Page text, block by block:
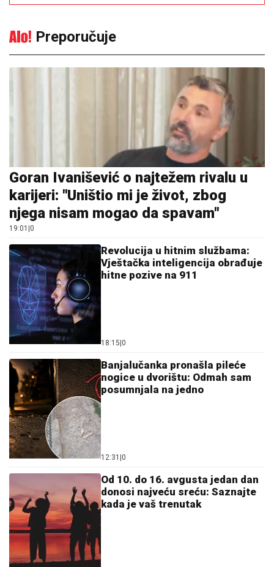
Preporučuje
Goran Ivanišević o najtežem rivalu u
karijeri: "Uništio mi je život, zbog
njega nisam mogao da spavam"
19:01 0
Revolucija u hitnim službama:
Vještačka inteligencija obrađuje
hitne pozive na 911
18:15 0
Banjalučanka pronašla pileće
nogice u dvorištu: Odmah sam
posumnjala na jedno
12:31 0
Od 10. do 16. avgusta jedan dan
donosi najveću sreću: Saznajte
kada je vaš trenutak